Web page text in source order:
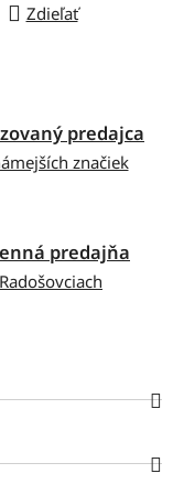
Zdieľať
predajca
značiek
predajňa